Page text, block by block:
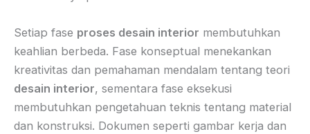
Setiap fase proses desain interior membutuhkan
keahlian berbeda. Fase konseptual menekankan
kreativitas dan pemahaman mendalam tentang teori
desain interior, sementara fase eksekusi
membutuhkan pengetahuan teknis tentang material
dan konstruksi. Dokumen seperti gambar kerja dan